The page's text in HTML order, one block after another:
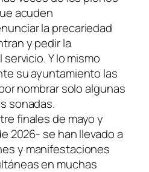
acuden
la precariedad
y pedir la
Y lo mismo
su ayuntamiento las
nombrar solo algunas
sonadas.
finales de mayo y
2026- se han llevado a
y manifestaciones
en muchas